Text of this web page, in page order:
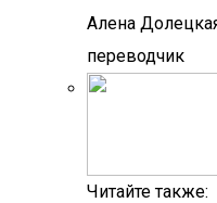
Алена
переводчик
Читайте также: